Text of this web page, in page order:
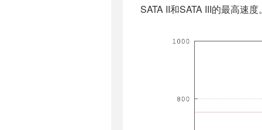
SATA II和SATA III的最高速度